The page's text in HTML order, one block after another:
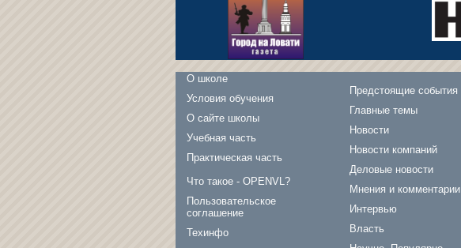
О школе
Условия обучения
О сайте школы
Учебная часть
Практическая часть
Что такое - OPENVL?
Пользовательское
соглашение
Техинфо
Предстоящие события
Главные темы
Новости
Новости компаний
Деловые новости
Мнения и комментарии
Интервью
Власть